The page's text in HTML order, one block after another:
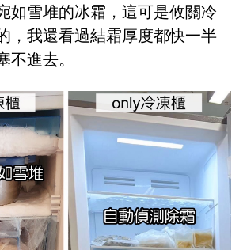
如雪堆的冰霜，這可是攸關冷
，我還看過結霜厚度都快一半
進去。